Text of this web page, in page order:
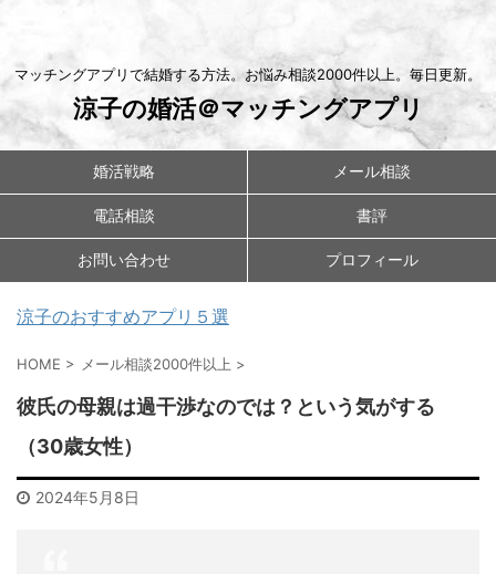
マッチングアプリで結婚する方法。お悩み相談2000件以上。毎日更新。
涼子の婚活＠マッチングアプリ
婚活戦略 メール相談
電話相談 書評
お問い合わせ プロフィール
涼子のおすすめアプリ５選
HOME > メール相談2000件以上 >
彼氏の母親は過干渉なのでは？という気がする
（30歳女性）
2024年5月8日